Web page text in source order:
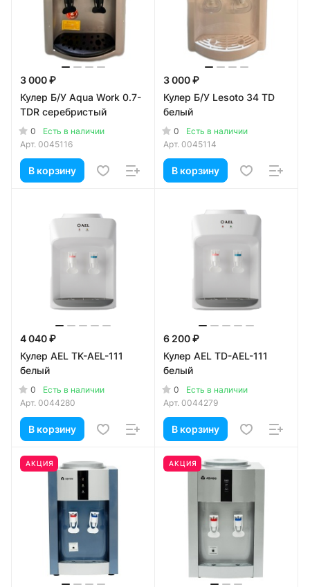
3 000 ₽
Кулер Б/У Aqua Work 0.7-
TDR серебристый
0
Есть в наличии
Арт. 0045116
В корзину
3 000 ₽
Кулер Б/У Lesoto 34 TD
белый
0
Есть в наличии
Арт. 0045114
В корзину
4 040 ₽
Кулер AEL TK-AEL-111
белый
0
Есть в наличии
Арт. 0044280
В корзину
6 200 ₽
Кулер AEL TD-AEL-111
белый
0
Есть в наличии
Арт. 0044279
В корзину
АКЦИЯ АКЦИЯ